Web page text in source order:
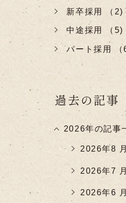
新卒採用 （2)
中途採用 （5)
パート採用 （
過去の記事
2026年の記事
2026年8
2026年7
2026年6